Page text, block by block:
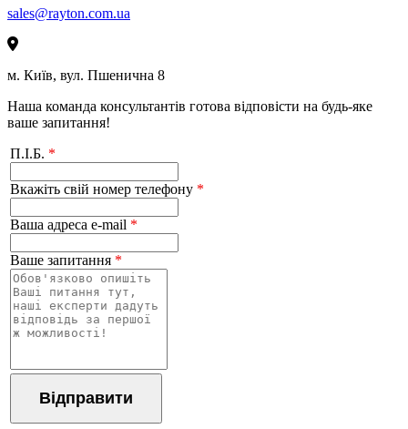
sales@rayton.com.ua
м. Київ, вул. Пшенична 8
Наша команда консультантів готова відповісти на будь-яке
ваше запитання!
П.І.Б. *
Вкажіть свій номер телефону *
Ваша адреса e-mail *
Ваше запитання *